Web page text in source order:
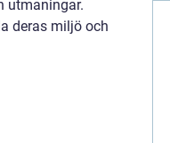
utmaningar.
deras miljö och